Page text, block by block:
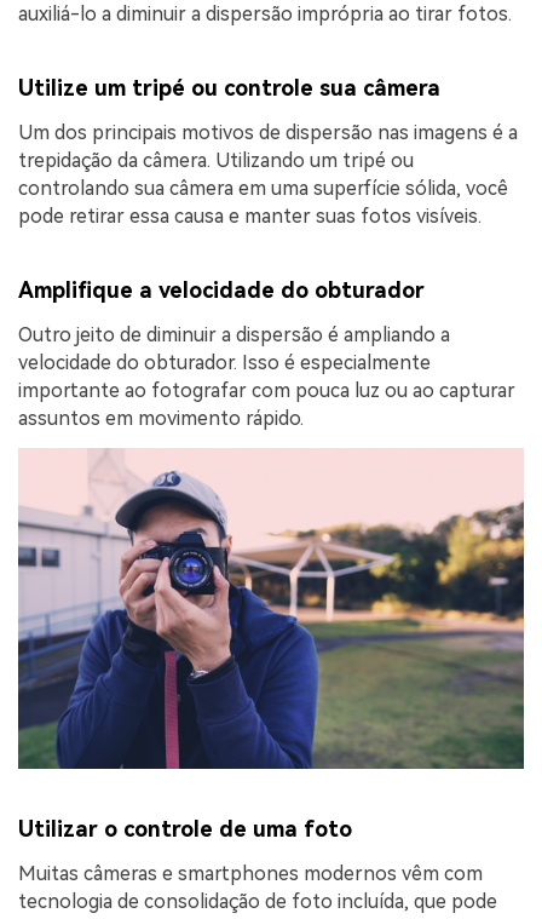
auxiliá-lo a diminuir a dispersão imprópria ao tirar fotos.
Utilize um tripé ou controle sua câmera
Um dos principais motivos de dispersão nas imagens é a
trepidação da câmera. Utilizando um tripé ou
controlando sua câmera em uma superfície sólida, você
pode retirar essa causa e manter suas fotos visíveis.
Amplifique a velocidade do obturador
Outro jeito de diminuir a dispersão é ampliando a
velocidade do obturador. Isso é especialmente
importante ao fotografar com pouca luz ou ao capturar
assuntos em movimento rápido.
Utilizar o controle de uma foto
Muitas câmeras e smartphones modernos vêm com
tecnologia de consolidação de foto incluída, que pode